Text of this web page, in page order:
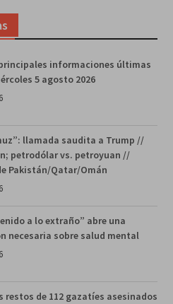
informaciones últimas
5 agosto 2026
llamada saudita a Trump //
petrodólar vs. petroyuan //
Pakistán/Qatar/Omán
a lo extraño” abre una
necesaria sobre salud mental
restos de 112 gazatíes asesinados